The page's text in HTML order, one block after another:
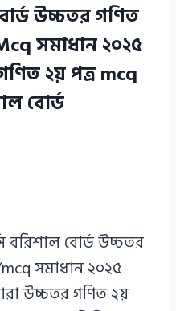
উচ্চতর গণিত
সমাধান ২০২৫
২য় পত্র mcq
বোর্ড
বোর্ড উচ্চতর
mcq সমাধান ২০২৫
উচ্চতর গণিত ২য়